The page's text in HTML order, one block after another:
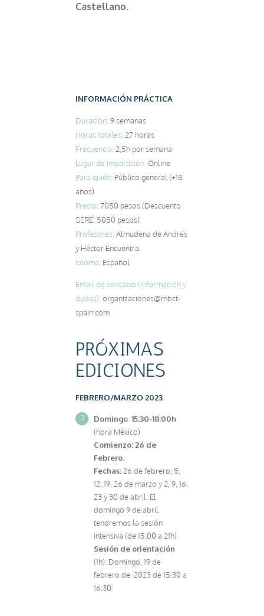
Castellano.
INFORMACIÓN PRÁCTICA
Duración: 9 semanas
Horas totales: 27 horas
Frecuencia: 2,5h por semana
Lugar de impartición: Online
Para quién: Público general (+18
años)
Precio: 7050 pesos (Descuento
SERE: 5050 pesos)
Profesores: Almudena de Andrés
y Héctor Encuentra.
Idioma: Español
Email de contacto (información y
dudas): organizaciones@mbct-
spain.com
PRÓXIMAS
EDICIONES
FEBRERO/MARZO 2023
Domingo 15:30-18:00h
(hora México)
Comienzo: 26 de
Febrero.
Fechas:26 de febrero; 5,
12, 19, 26 de marzo y 2, 9, 16,
23 y 30 de abril. El
domingo 9 de abril
tendremos la sesión
intensiva (de 15:00 a 21h)
Sesión de orientación
(1h): Domingo, 19 de
febrero de 2023 de 15:30 a
16:30